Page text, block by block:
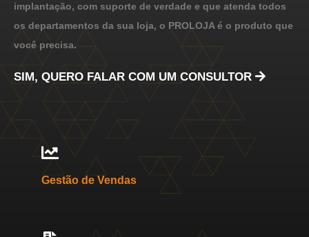
implantação, com suporte de verdade e que atenda todos
os departamentos da sua loja, o PROLOJA é o produto que
você precisa.
SIM, QUERO FALAR COM UM CONSULTOR
Gestão de Vendas